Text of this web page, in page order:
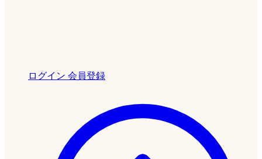
ログイン 会員登録